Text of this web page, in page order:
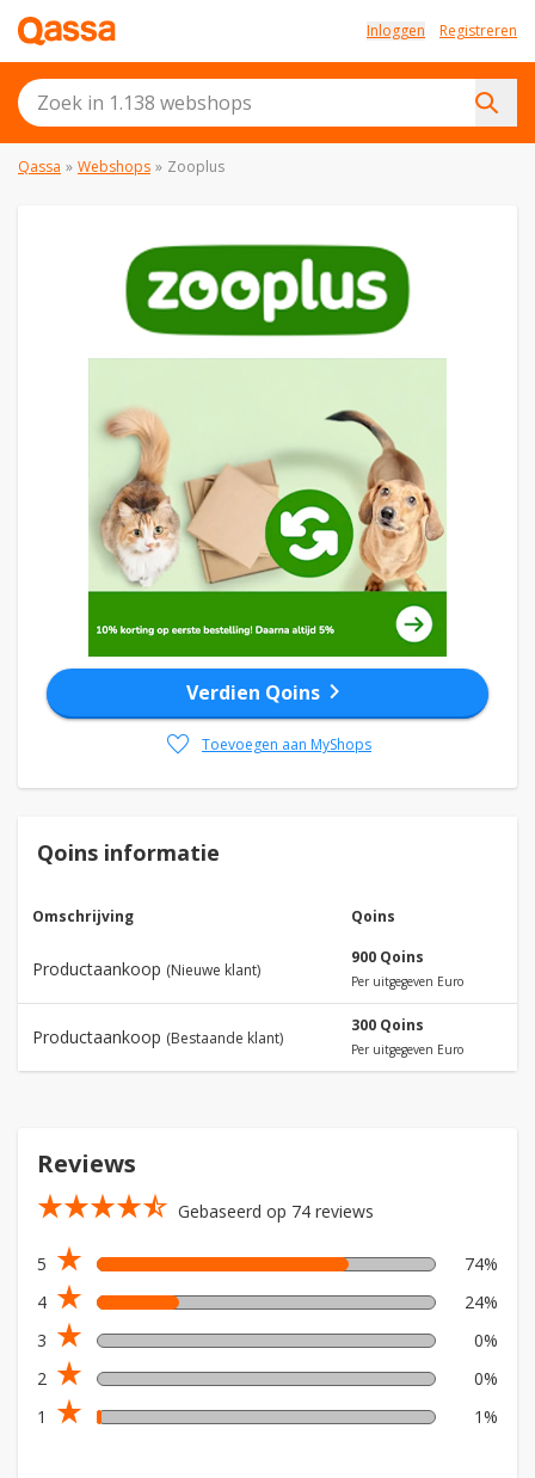
Inloggen Registreren
Qassa » Webshops » Zooplus
Verdien Qoins chevron_right
favorite
Toevoegen aan MyShops
Qoins informatie
Omschrijving Qoins
Productaankoop (Nieuwe klant)
900 Qoins
Per uitgegeven Euro
Productaankoop (Bestaande klant)
300 Qoins
Per uitgegeven Euro
Reviews
star_ratestar_ratestar_ratestar_ratestar_rate_half Gebaseerd op 74 reviews
5 star_rate
74%
4 star_rate
24%
3 star_rate
0%
2 star_rate
0%
1
star_rate 1%